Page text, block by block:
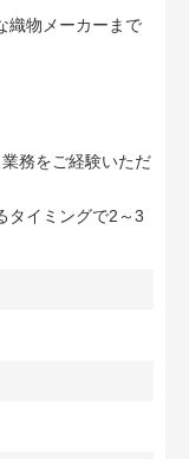
織物メーカーまで
務をご経験いただ
タイミングで2～3